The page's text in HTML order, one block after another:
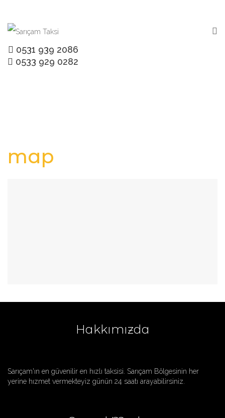
0531 939 2086
0533 929 0282
map
Hakkımızda
Sarıçam'ın en güvenilir en hızlı taksisi. Sarıçam Bölgesinin her
yerine hızmet vermekteyiz günün 24 saatı arayabilirsiniz.